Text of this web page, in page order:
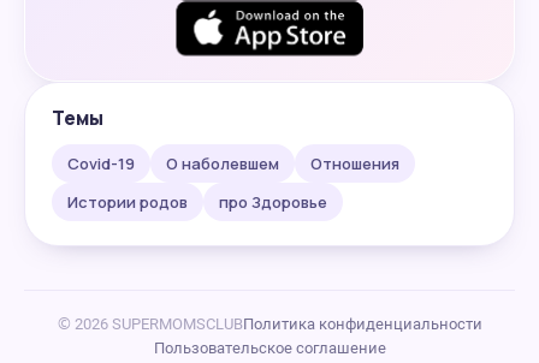
Темы
Covid-19 О наболевшем
Отношения
Истории родов
про Здоровье
© 2026 SUPERMOMSCLUBПолитика конфиденциальности
Пользовательское соглашение